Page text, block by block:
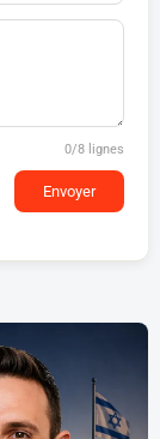
0/8 lignes
Envoyer